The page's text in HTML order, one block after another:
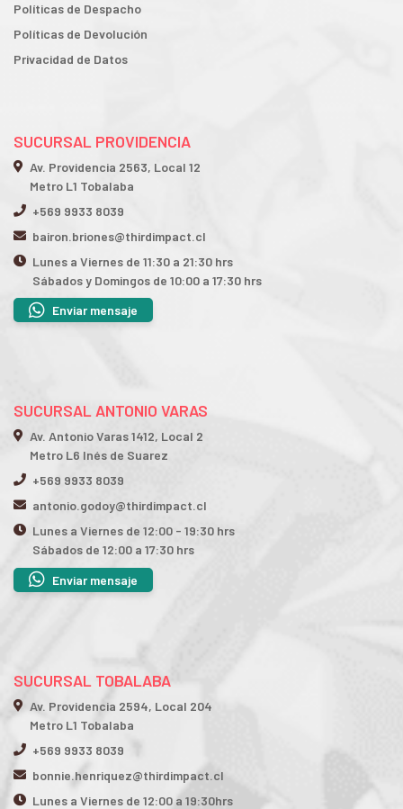
Políticas de Despacho
Políticas de Devolución
Privacidad de Datos
SUCURSAL PROVIDENCIA
Av. Providencia 2563, Local 12
Metro L1 Tobalaba
+569 9933 8039
bairon.briones@thirdimpact.cl
Lunes a Viernes de 11:30 a 21:30 hrs
Sábados y Domingos de 10:00 a 17:30 hrs
Enviar mensaje
SUCURSAL ANTONIO VARAS
Av. Antonio Varas 1412, Local 2
Metro L6 Inés de Suarez
+569 9933 8039
antonio.godoy@thirdimpact.cl
Lunes a Viernes de 12:00 - 19:30 hrs
Sábados de 12:00 a 17:30 hrs
Enviar mensaje
SUCURSAL TOBALABA
Av. Providencia 2594, Local 204
Metro L1 Tobalaba
+569 9933 8039
bonnie.henriquez@thirdimpact.cl
Lunes a Viernes de 12:00 a 19:30hrs